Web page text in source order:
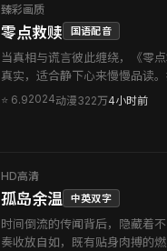
臻彩画质
零点救赎 国语配音
当真相与谎言彼此缠绕，《零
真实，适合静下心来慢慢品读
⭐ 6.92024动漫322万4小时前
HD高清
孤岛余温 中英双字
时间倒流的传闻背后，隐藏着
奏收放自如，既有贴身肉搏的